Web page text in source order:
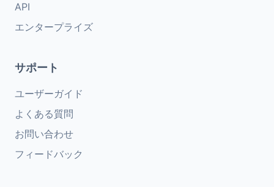
API
エンタープライズ
サポート
ユーザーガイド
よくある質問
お問い合わせ
フィードバック